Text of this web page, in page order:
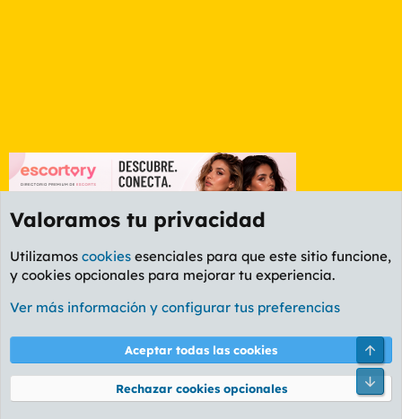
Foro General
Cookies
PL OLDSTYLE AMARILLO
Términos y reglas Política de privacidad Ayuda
Community platform by XenForo® © 2010-2026 XenForo Ltd.
Valoramos tu privacidad
Utilizamos cookies esenciales para que este sitio funcione,
y cookies opcionales para mejorar tu experiencia.
Ver más información y configurar tus preferencias
Aceptar todas las cookies
Rechazar cookies opcionales
Pie